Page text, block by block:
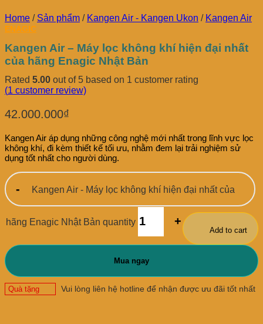
Home / Sản phẩm / Kangen Air - Kangen Ukon / Kangen Air
ENAGIC
Kangen Air – Máy lọc không khí hiện đại nhất
của hãng Enagic Nhật Bản
Rated 5.00 out of 5 based on 1 customer rating
(1 customer review)
42.000.000₫
Kangen Air áp dụng những công nghệ mới nhất trong lĩnh vực lọc
không khí, đi kèm thiết kế tối ưu, nhằm đem lại trải nghiệm sử
dụng tốt nhất cho người dùng.
Kangen Air - Máy lọc không khí hiện đại nhất của
hãng Enagic Nhật Bản quantity
Add to cart
Mua ngay
Quà tặng Vui lòng liên hệ hotline để nhận được ưu đãi tốt nhất